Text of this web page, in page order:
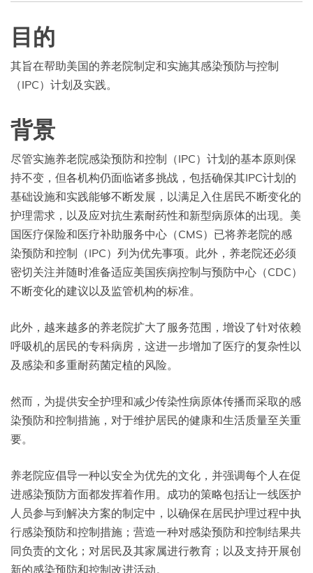
目的
其旨在帮助美国的养老院制定和实施其感染预防与控制
（IPC）计划及实践。
背景
尽管实施养老院感染预防和控制（IPC）计划的基本原则保
持不变，但各机构仍面临诸多挑战，包括确保其IPC计划的
基础设施和实践能够不断发展，以满足入住居民不断变化的
护理需求，以及应对抗生素耐药性和新型病原体的出现。美
国医疗保险和医疗补助服务中心（CMS）已将养老院的感
染预防和控制（IPC）列为优先事项。此外，养老院还必须
密切关注并随时准备适应美国疾病控制与预防中心（CDC）
不断变化的建议以及监管机构的标准。
此外，越来越多的养老院扩大了服务范围，增设了针对依赖
呼吸机的居民的专科病房，这进一步增加了医疗的复杂性以
及感染和多重耐药菌定植的风险。
然而，为提供安全护理和减少传染性病原体传播而采取的感
染预防和控制措施，对于维护居民的健康和生活质量至关重
要。
养老院应倡导一种以安全为优先的文化，并强调每个人在促
进感染预防方面都发挥着作用。成功的策略包括让一线医护
人员参与到解决方案的制定中，以确保在居民护理过程中执
行感染预防和控制措施；营造一种对感染预防和控制结果共
同负责的文化；对居民及其家属进行教育；以及支持开展创
新的感染预防和控制改进活动。